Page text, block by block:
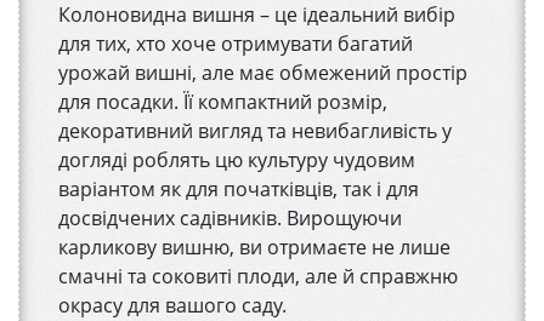
Колоновидна вишня – це ідеальний вибір
для тих, хто хоче отримувати багатий
урожай вишні, але має обмежений простір
для посадки. Її компактний розмір,
декоративний вигляд та невибагливість у
догляді роблять цю культуру чудовим
варіантом як для початківців, так і для
досвідчених садівників. Вирощуючи
карликову вишню, ви отримаєте не лише
смачні та соковиті плоди, але й справжню
окрасу для вашого саду.